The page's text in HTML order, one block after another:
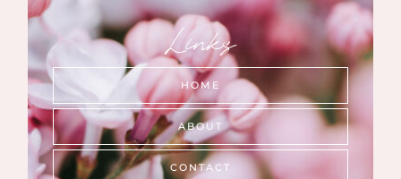
Links
HOME
ABOUT
CONTACT